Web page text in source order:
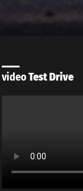
videoTest Drive